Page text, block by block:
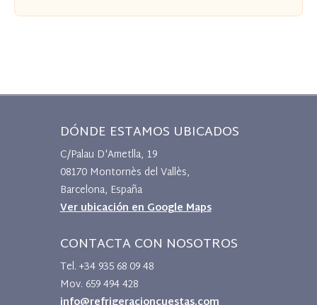
DÓNDE ESTAMOS UBICADOS
C/Palau D'Ametlla, 19
08170 Montornès del Vallès,
Barcelona, España
Ver ubicación en Google Maps
CONTACTA CON NOSOTROS
Tel. +34 935 68 09 48
Mov. 659 494 428